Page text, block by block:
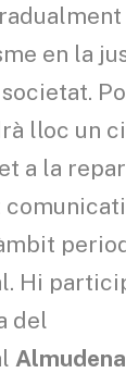
en la
lloc un
a la
Hi
del
Almudena